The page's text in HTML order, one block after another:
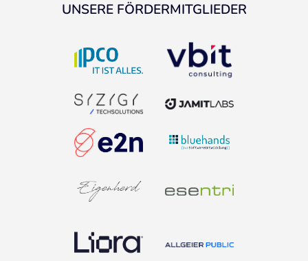
UNSERE FÖRDERMITGLIEDER